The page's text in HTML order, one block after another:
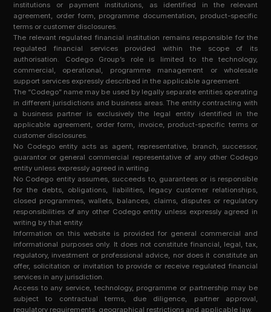
institutions or payment institutions, as identified in the relevant
agreement, order form, programme documentation, product-specific
terms or customer disclosures.
The relevant regulated financial institution remains responsible for the
regulated financial services provided within the scope of its
authorisation. Codego Group’s role is limited to the technology,
commercial, operational, programme management or wholesale
support services expressly described in the applicable agreement.
The “Codego” name may be used by legally separate entities operating
in different jurisdictions and business areas. The entity contracting with
a business partner is exclusively the legal entity identified in the
applicable agreement, order form, invoice, product-specific terms or
customer disclosures.
No Codego entity acts as agent, representative, branch, successor,
guarantor or general commercial representative of any other Codego
entity unless expressly agreed in writing.
No Codego entity assumes, succeeds to, guarantees or is responsible
for the debts, obligations, liabilities, legacy customer relationships,
closed programmes, wallets, balances, claims, disputes or regulatory
responsibilities of any other Codego entity unless expressly agreed in
writing by that entity.
Information on this website is provided for general commercial and
informational purposes only. It does not constitute financial, legal, tax,
regulatory, investment or professional advice, nor does it constitute an
offer, solicitation or invitation to provide or receive regulated financial
services in any jurisdiction.
Access to any service, technology, programme or partnership may be
subject to contractual terms, due diligence, partner approval,
regulatory requirements, geographical restrictions and applicable law.